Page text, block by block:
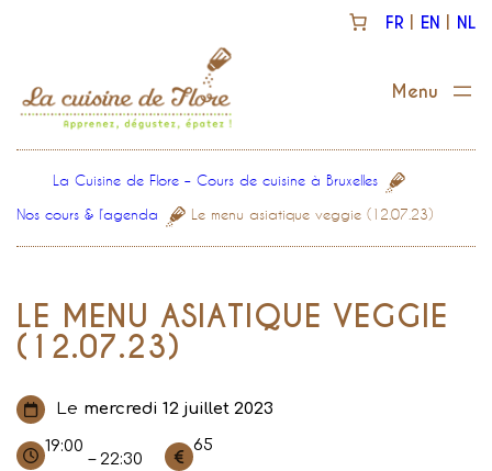
FR EN NL
La Cuisine de Flore – Cours de cuisine à Bruxelles
Nos cours & l’agenda
Le menu asiatique veggie (12.07.23)
LE MENU ASIATIQUE VEGGIE
(12.07.23)
Le mercredi 12 juillet 2023
19:00
– 22:30
65